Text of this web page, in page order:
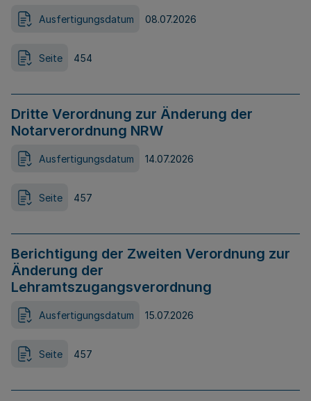
Ausfertigungsdatum 08.07.2026
Seite 454
Dritte Verordnung zur Änderung der
Notarverordnung NRW
Ausfertigungsdatum 14.07.2026
Seite 457
Berichtigung der Zweiten Verordnung zur
Änderung der
Lehramtszugangsverordnung
Ausfertigungsdatum 15.07.2026
Seite 457